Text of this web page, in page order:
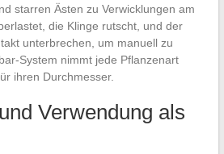
starren Ästen zu Verwicklungen am
die Klinge rutscht, und der
unterbrechen, um manuell zu
System nimmt jede Pflanzenart
ihren Durchmesser.
Verwendung als